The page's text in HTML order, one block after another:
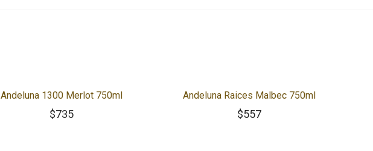
Andeluna 1300 Merlot 750ml
$735
Andeluna Raices Malbec 750ml
$557